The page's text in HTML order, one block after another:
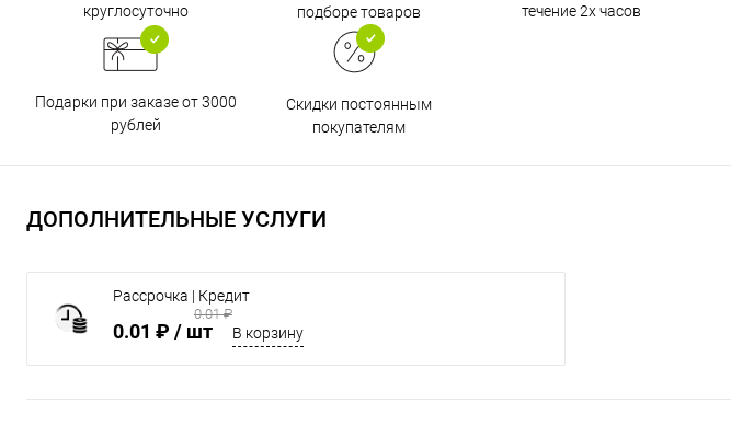
круглосуточно
подборе товаров
течение 2х часов
Подарки при заказе от 3000
рублей
Скидки постоянным
покупателям
ДОПОЛНИТЕЛЬНЫЕ УСЛУГИ
Рассрочка | Кредит
0.01 ₽ / шт
0.01 ₽
В корзину